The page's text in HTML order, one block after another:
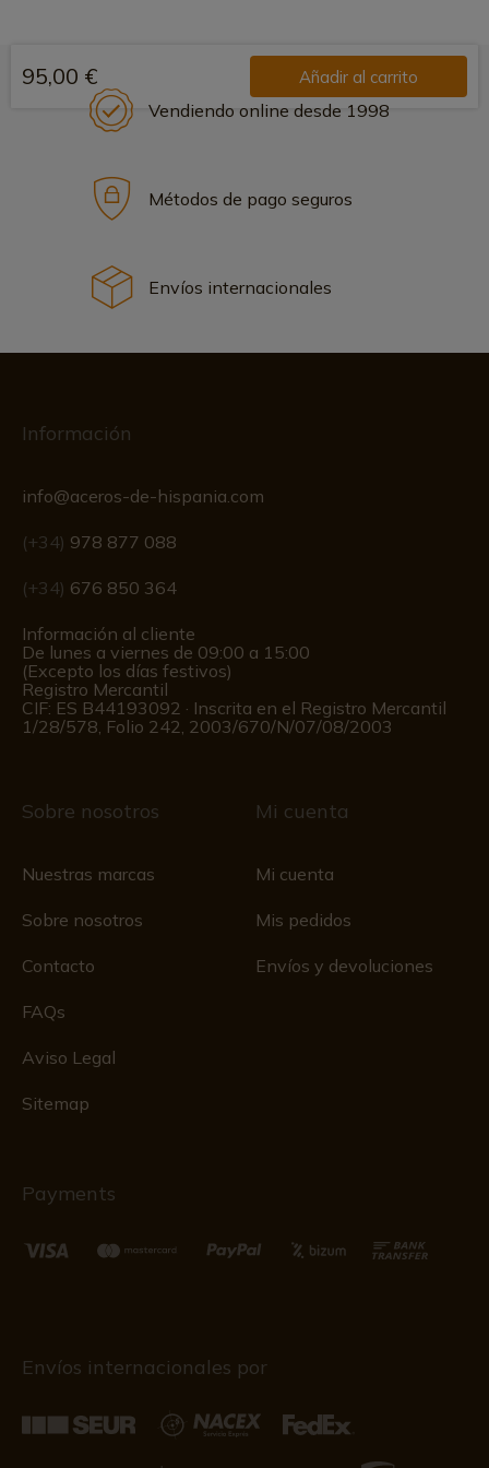
95,00 € Añadir al carrito
Vendiendo online desde 1998
Métodos de pago seguros
Envíos internacionales
Información
info@aceros-de-hispania.com
(+34) 978 877 088
(+34) 676 850 364
Información al cliente
De lunes a viernes de 09:00 a 15:00
(Excepto los días festivos)
Registro Mercantil
CIF: ES B44193092 · Inscrita en el Registro Mercantil
1/28/578, Folio 242, 2003/670/N/07/08/2003
Sobre nosotros
Nuestras marcas
Sobre nosotros
Contacto
FAQs
Aviso Legal
Sitemap
Mi cuenta
Mi cuenta
Mis pedidos
Envíos y devoluciones
Payments
Envíos internacionales por